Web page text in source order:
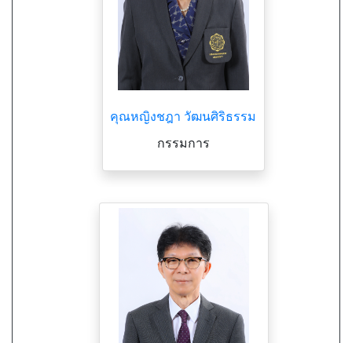
คุณหญิงชฎา วัฒนศิริธรรม
กรรมการ